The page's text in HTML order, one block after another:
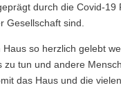
durch die Covid-
Gesellschaft sind.
so herzlich gelebt
tun und andere
das Haus und die